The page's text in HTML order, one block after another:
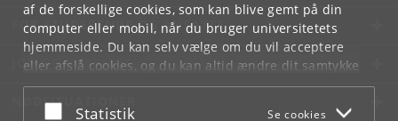
af de forskellige cookies, som kan blive gemt på din
computer eller mobil, når du bruger universitetets
hjemmeside. Du kan selv vælge om du vil acceptere
eller afslå cookies, og du kan altid ændre dit samtykke
underCookie- og privatlivspolitiksom du finder i
bunden af hver side.
Acceptér eller afslå
Statistik Se cookies
FOR STUDERENDE OG ANSATTE
JOB OG KARRIERE
NØDSITUATIONER